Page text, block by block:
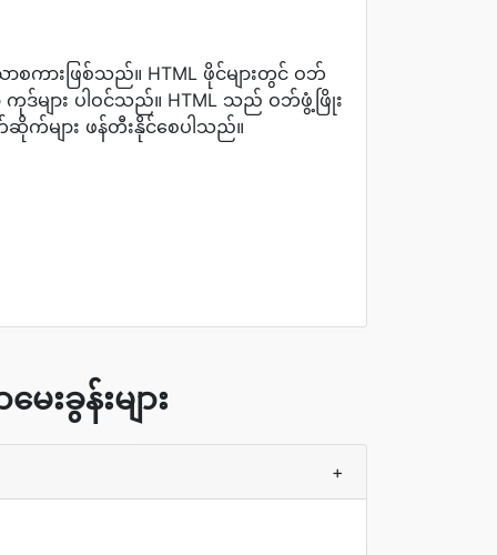
ကားဖြစ်သည်။ HTML ဖိုင်များတွင် ဝဘ်
များ ပါဝင်သည်။ HTML သည် ဝဘ်ဖွံ့ဖြိုး
များ ဖန်တီးနိုင်စေပါသည်။
းခွန်းများ
+